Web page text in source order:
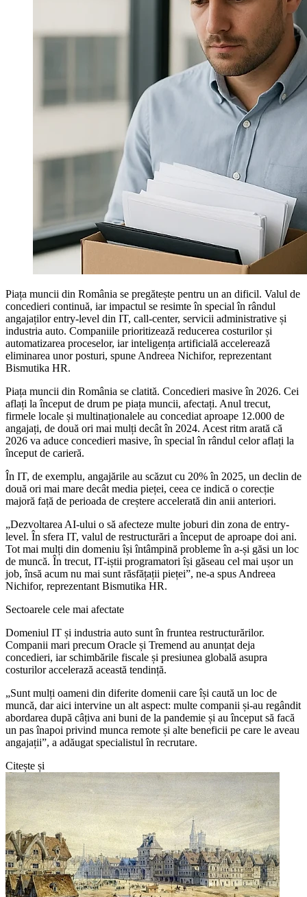
Piața muncii din România se pregătește pentru un an dificil. Valul de
concedieri continuă, iar impactul se resimte în special în rândul
angajaților entry-level din IT, call-center, servicii administrative și
industria auto. Companiile prioritizează reducerea costurilor și
automatizarea proceselor, iar inteligența artificială accelerează
eliminarea unor posturi, spune Andreea Nichifor, reprezentant
Bismutika HR.
Piața muncii din România se clatită. Concedieri masive în 2026. Cei
aflați la început de drum pe piața muncii, afectați. Anul trecut,
firmele locale și multinaționalele au concediat aproape 12.000 de
angajați, de două ori mai mulți decât în 2024. Acest ritm arată că
2026 va aduce concedieri masive, în special în rândul celor aflați la
început de carieră.
În IT, de exemplu, angajările au scăzut cu 20% în 2025, un declin de
două ori mai mare decât media pieței, ceea ce indică o corecție
majoră față de perioada de creștere accelerată din anii anteriori.
„Dezvoltarea AI-ului o să afecteze multe joburi din zona de entry-
level. În sfera IT, valul de restructurări a început de aproape doi ani.
Tot mai mulți din domeniu își întâmpină probleme în a-și găsi un loc
de muncă. În trecut, IT-iștii programatori își găseau cel mai ușor un
job, însă acum nu mai sunt răsfățații pieței”, ne-a spus Andreea
Nichifor, reprezentant Bismutika HR.
Sectoarele cele mai afectate
Domeniul IT și industria auto sunt în fruntea restructurărilor.
Companii mari precum Oracle și Tremend au anunțat deja
concedieri, iar schimbările fiscale și presiunea globală asupra
costurilor accelerază această tendință.
„Sunt mulți oameni din diferite domenii care își caută un loc de
muncă, dar aici intervine un alt aspect: multe companii și-au regândit
abordarea după câțiva ani buni de la pandemie și au început să facă
un pas înapoi privind munca remote și alte beneficii pe care le aveau
angajații”, a adăugat specialistul în recrutare.
Citește și